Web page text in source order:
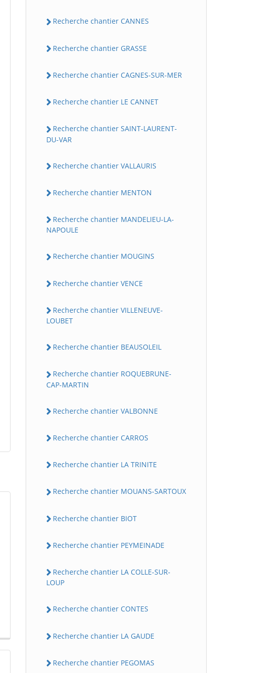
Recherche chantier CANNES
Recherche chantier GRASSE
Recherche chantier CAGNES-SUR-MER
Recherche chantier LE CANNET
Recherche chantier SAINT-LAURENT-
DU-VAR
Recherche chantier VALLAURIS
Recherche chantier MENTON
Recherche chantier MANDELIEU-LA-
NAPOULE
Recherche chantier MOUGINS
Recherche chantier VENCE
Recherche chantier VILLENEUVE-
LOUBET
Recherche chantier BEAUSOLEIL
Recherche chantier ROQUEBRUNE-
CAP-MARTIN
Recherche chantier VALBONNE
Recherche chantier CARROS
Recherche chantier LA TRINITE
Recherche chantier MOUANS-SARTOUX
Recherche chantier BIOT
Recherche chantier PEYMEINADE
Recherche chantier LA COLLE-SUR-
LOUP
Recherche chantier CONTES
Recherche chantier LA GAUDE
Recherche chantier PEGOMAS